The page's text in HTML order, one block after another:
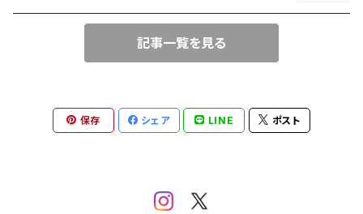
POP PUNK / MELODIC PUNK
NEO SKA / 2TONE / SKA PUNK
記事一覧を見る
保存 シェア LINE ポスト